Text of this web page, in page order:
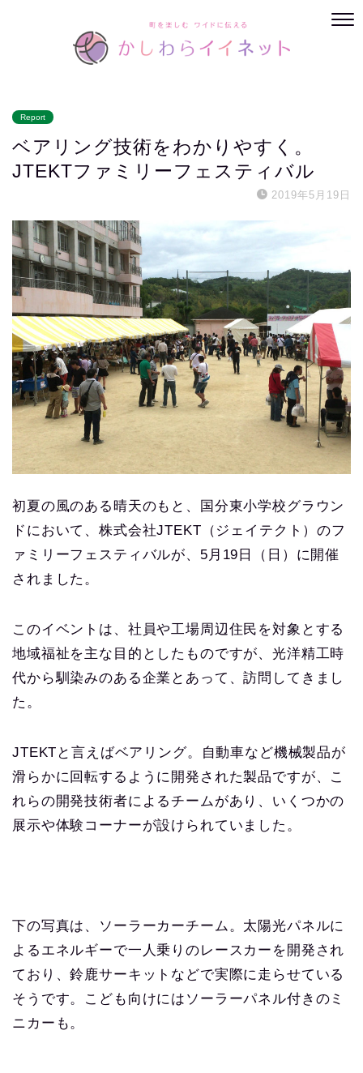
Report
ベアリング技術をわかりやすく。
JTEKTファミリーフェスティバル
2019年5月19日
初夏の風のある晴天のもと、国分東小学校グラウン
ドにおいて、株式会社JTEKT（ジェイテクト）のフ
ァミリーフェスティバルが、5月19日（日）に開催
されました。
このイベントは、社員や工場周辺住民を対象とする
地域福祉を主な目的としたものですが、光洋精工時
代から馴染みのある企業とあって、訪問してきまし
た。
JTEKTと言えばベアリング。自動車など機械製品が
滑らかに回転するように開発された製品ですが、こ
れらの開発技術者によるチームがあり、いくつかの
展示や体験コーナーが設けられていました。
下の写真は、ソーラーカーチーム。太陽光パネルに
よるエネルギーで一人乗りのレースカーを開発され
ており、鈴鹿サーキットなどで実際に走らせている
そうです。こども向けにはソーラーパネル付きのミ
ニカーも。